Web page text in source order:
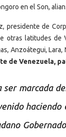
en el Son,
presidente de
otras latitudes de
Anzoátegui,
de Venezuela,
ser marcada